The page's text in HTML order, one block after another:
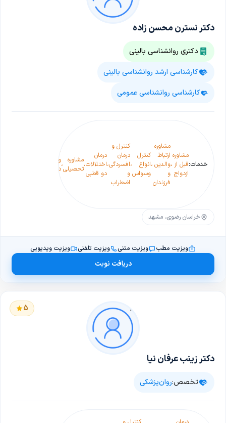
دکتر نسترن محسن زاده
دکتری روانشناسی بالینی
کارشناسی ارشد روانشناسی بالینی
کارشناسی روانشناسی عمومی
خدمات:
مشاوره
قبل از
ازدواج
،
مشاوره
ارتباط
والدین
و
فرزندان
،
کنترل
انواع
وسواس
،
کنترل و
درمان
افسردگی
و
اضطراب
،
درمان
اختلالات
دو قطبی
،مشاوره
تحصیلی،
کنترل
و
درمان
فوبیا
خراسان رضوی، مشهد
ویزیت مطب ویزیت متنی ویزیت تلفنی ویزیت ویدیویی
دریافت نوبت
5
دکتر زینب عرفان نیا
تخصص:روان‌پزشکی